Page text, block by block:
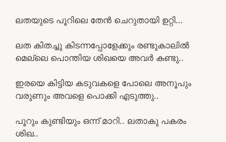
ലതയുടെ പൂറിലെ തേൻ ചെറുതായി ഉറ്റി…
ലത കിതച്ചു കിടന്നപ്പോളേക്കും രണ്ടുകാലിൽ
മെല്ലെ പൊന്തിയ ശിഖയെ അവർ കണ്ടു..
ഇരയെ കിട്ടിയ കടുവകളെ പോലെ അനൂപും
വരുണും അവളെ പൊക്കി എടുത്തു..
പൂറും കുണ്ടിയും ഒന്ന് മാറി.. ലതാകു പകരം
ശിഖ..